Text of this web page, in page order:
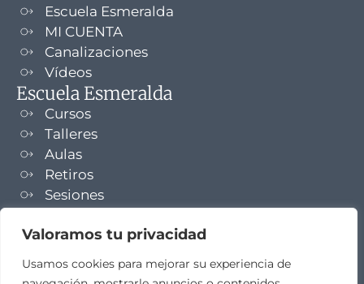
Valoramos tu privacidad
Usamos cookies para mejorar su experiencia de
Escuela Esmeralda
MI CUENTA
Canalizaciones
Vídeos
Escuela Esmeralda
Cursos
Talleres
Aulas
Retiros
Sesiones
NEWSLETTER